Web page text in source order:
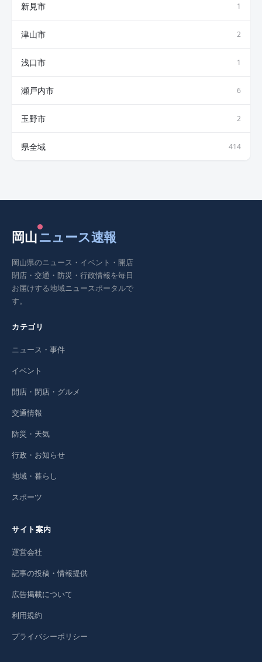
新見市 1
津山市 2
浅口市 1
瀬戸内市 6
玉野市 2
県全域 414
岡山ニュース速報
岡山県のニュース・イベント・開店
閉店・交通・防災・行政情報を毎日
お届けする地域ニュースポータルで
す。
カテゴリ
ニュース・事件
イベント
開店・閉店・グルメ
交通情報
防災・天気
行政・お知らせ
地域・暮らし
スポーツ
サイト案内
運営会社
記事の投稿・情報提供
広告掲載について
利用規約
プライバシーポリシー